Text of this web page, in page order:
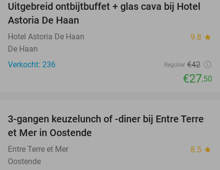
35%
Uitgebreid ontbijtbuffet + glas cava bij Hotel
Astoria De Haan
Hotel Astoria De Haan 9.8 star
De Haan
Verkocht: 236
Regulier €42
€27,50
41%
3-gangen keuzelunch of -diner bij Entre Terre
et Mer in Oostende
Entre Terre et Mer 8.5 star
Oostende